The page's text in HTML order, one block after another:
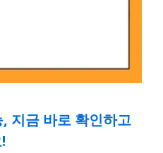
지금 바로 확인하고